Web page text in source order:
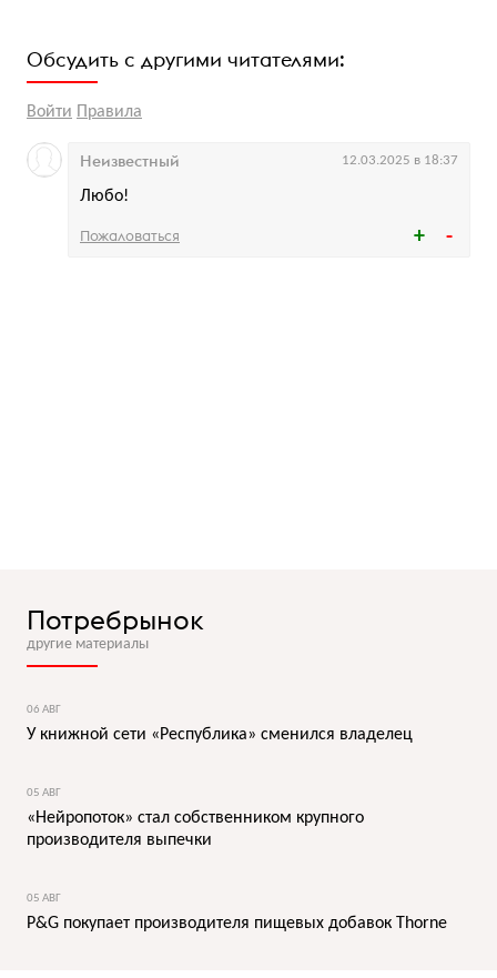
Обсудить с другими читателями:
Войти Правила
Любо!
Неизвестный 12.03.2025 в 18:37
Пожаловаться
Потребрынок
другие материалы
06 АВГ
У книжной сети «Республика» сменился владелец
05 АВГ
«Нейропоток» стал собственником крупного
производителя выпечки
05 АВГ
P&G покупает производителя пищевых добавок Thorne